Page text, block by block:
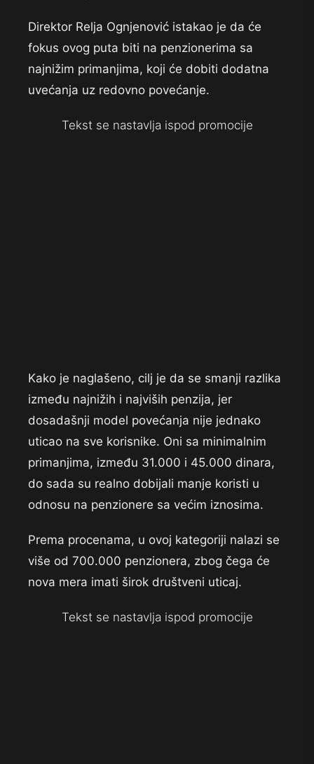
Direktor Relja Ognjenović istakao je da će
fokus ovog puta biti na penzionerima sa
najnižim primanjima, koji će dobiti dodatna
uvećanja uz redovno povećanje.
Tekst se nastavlja ispod promocije
Kako je naglašeno, cilj je da se smanji razlika
između najnižih i najviših penzija, jer
dosadašnji model povećanja nije jednako
uticao na sve korisnike. Oni sa minimalnim
primanjima, između 31.000 i 45.000 dinara,
do sada su realno dobijali manje koristi u
odnosu na penzionere sa većim iznosima.
Prema procenama, u ovoj kategoriji nalazi se
više od 700.000 penzionera, zbog čega će
nova mera imati širok društveni uticaj.
Tekst se nastavlja ispod promocije